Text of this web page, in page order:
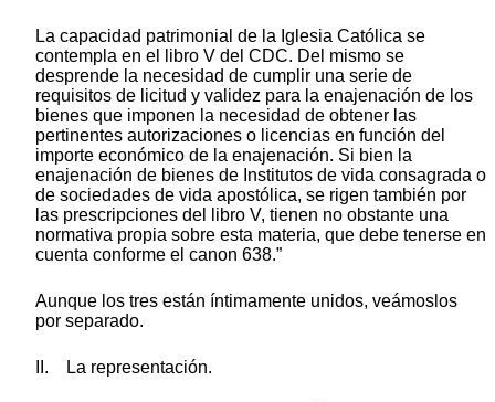
La capacidad patrimonial de la Iglesia Católica se
contempla en el libro V del CDC. Del mismo se
desprende la necesidad de cumplir una serie de
requisitos de licitud y validez para la enajenación de los
bienes que imponen la necesidad de obtener las
pertinentes autorizaciones o licencias en función del
importe económico de la enajenación. Si bien la
enajenación de bienes de Institutos de vida consagrada o
de sociedades de vida apostólica, se rigen también por
las prescripciones del libro V, tienen no obstante una
normativa propia sobre esta materia, que debe tenerse en
cuenta conforme el canon 638.”
Aunque los tres están íntimamente unidos, veámoslos
por separado.
II. La representación.